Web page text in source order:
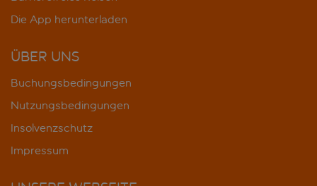
Die App herunterladen
ÜBER UNS
Buchungsbedingungen
Nutzungsbedingungen
Insolvenzschutz
Impressum